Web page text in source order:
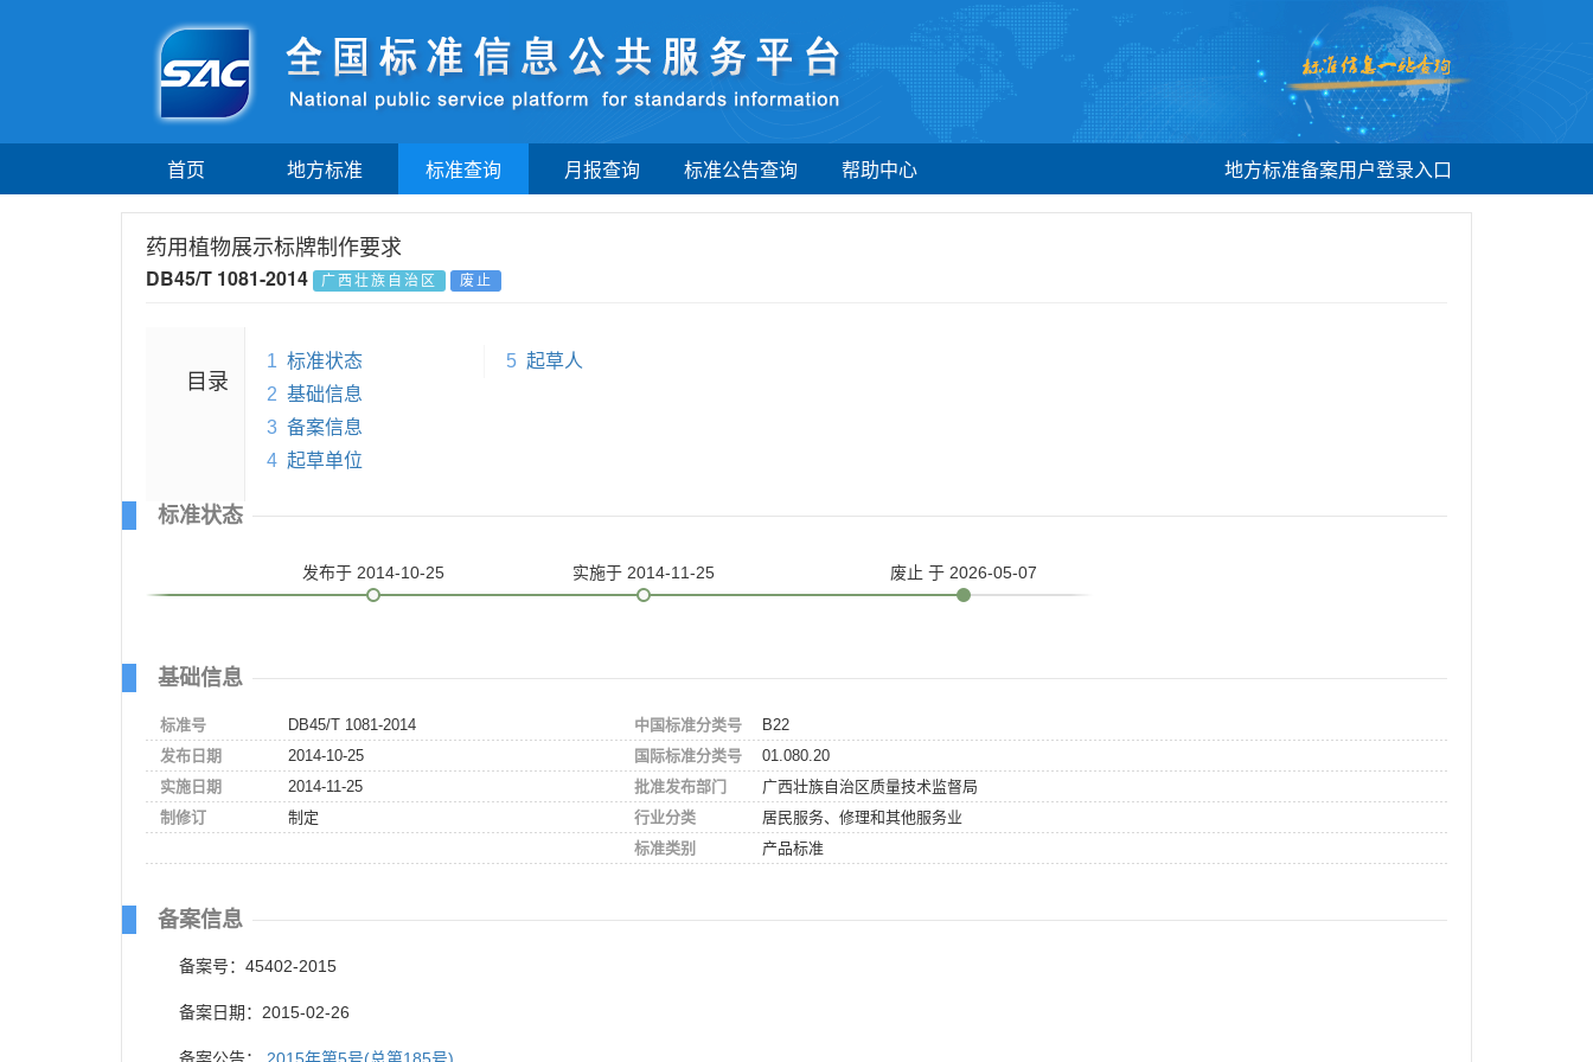
首页 地方标准 标准查询 月报查询 标准公告查询 帮助中心 地方标准备案用户登录入口
药用植物展示标牌制作要求
DB45/T 1081-2014 广西壮族自治区 废止
目录
1 标准状态
2 基础信息
3 备案信息
4 起草单位
5 起草人
标准状态
发布于 2014-10-25 实施于 2014-11-25 废止 于 2026-05-07
基础信息
标准号
DB45/T 1081-2014
发布日期
2014-10-25
实施日期
2014-11-25
制修订
制定
中国标准分类号
B22
国际标准分类号
01.080.20
批准发布部门
广西壮族自治区质量技术监督局
行业分类
居民服务、修理和其他服务业
标准类别
产品标准
备案信息
备案号：45402-2015
备案日期：2015-02-26